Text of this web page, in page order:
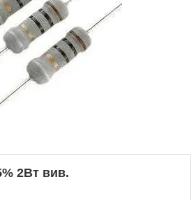
2Вт вив.